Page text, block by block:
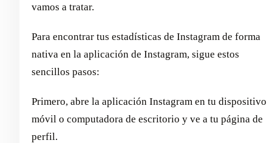
vamos a tratar.
Para encontrar tus estadísticas de Instagram de forma
nativa en la aplicación de Instagram, sigue estos
sencillos pasos:
Primero, abre la aplicación Instagram en tu dispositivo
móvil o computadora de escritorio y ve a tu página de
perfil.